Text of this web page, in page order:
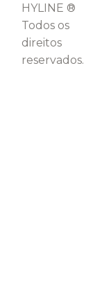
HYLINE ®
Todos os
direitos
reservados.